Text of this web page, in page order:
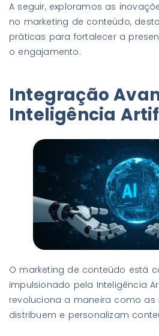
A seguir, exploramos as
no marketing de conteúdo,
práticas para fortalecer a
o engajamento.
Integração
Inteligência
O marketing de conteúdo está
impulsionado pela Inteligência
revoluciona a maneira como as
distribuem e personalizam